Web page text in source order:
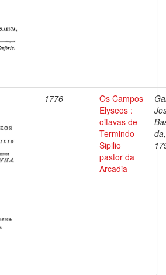
1776
Os Campos
Elyseos :
oitavas de
Termindo
Sipilio
pastor da
Arcadia